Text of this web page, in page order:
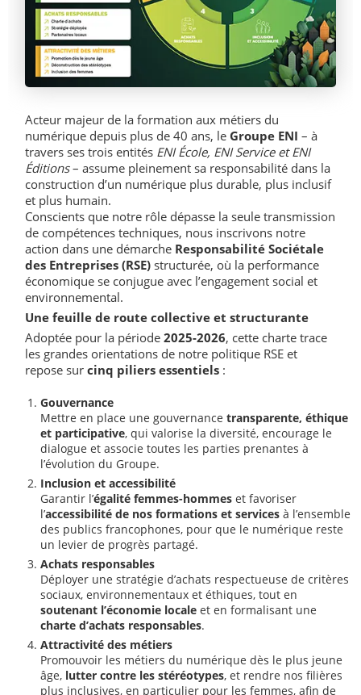
Acteur majeur de la formation aux métiers du
numérique depuis plus de 40 ans, le Groupe ENI – à
travers ses trois entités ENI École, ENI Service et ENI
Éditions– assume pleinement sa responsabilité dans la
construction d’un numérique plus durable, plus inclusif
et plus humain.
Conscients que notre rôle dépasse la seule transmission
de compétences techniques, nous inscrivons notre
action dans une démarche Responsabilité Sociétale
des Entreprises (RSE) structurée, où la performance
économique se conjugue avec l’engagement social et
environnemental.
Une feuille de route collective et structurante
Adoptée pour la période2025-2026, cette charte trace
les grandes orientations de notre politique RSE et
repose surcinq piliers essentiels :
Gouvernance
Mettre en place une gouvernance transparente, éthique
et participative, qui valorise la diversité, encourage le
dialogue et associe toutes les parties prenantes à
l’évolution du Groupe.
Inclusion et accessibilité
Garantir l’égalité femmes-hommes et favoriser
l’accessibilité de nos formations et services à l’ensemble
des publics francophones, pour que le numérique reste
un levier de progrès partagé.
Achats responsables
Déployer une stratégie d’achats respectueuse de critères
sociaux, environnementaux et éthiques, tout en
soutenant l’économie locale et en formalisant une
charte d’achats responsables.
Attractivité des métiers
Promouvoir les métiers du numérique dès le plus jeune
âge, lutter contre les stéréotypes, et rendre nos filières
plus inclusives, en particulier pour les femmes, afin de